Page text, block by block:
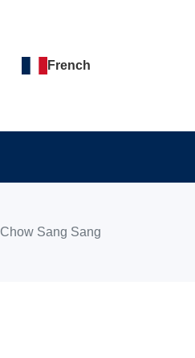
French
Chow Sang Sang